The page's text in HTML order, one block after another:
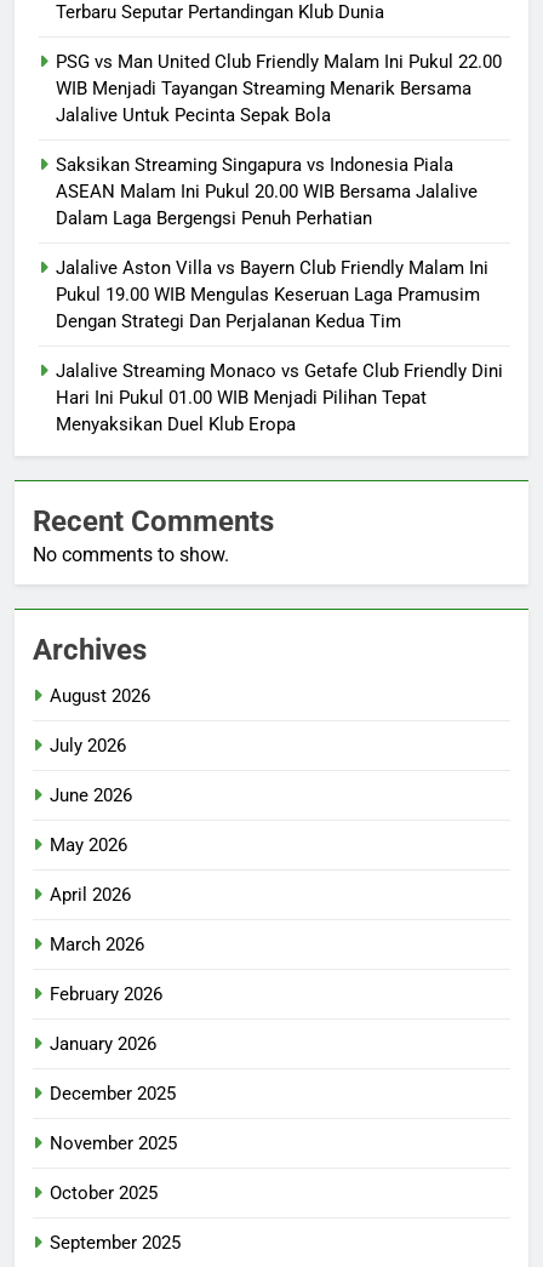
Terbaru Seputar Pertandingan Klub Dunia
PSG vs Man United Club Friendly Malam Ini Pukul 22.00
WIB Menjadi Tayangan Streaming Menarik Bersama
Jalalive Untuk Pecinta Sepak Bola
Saksikan Streaming Singapura vs Indonesia Piala
ASEAN Malam Ini Pukul 20.00 WIB Bersama Jalalive
Dalam Laga Bergengsi Penuh Perhatian
Jalalive Aston Villa vs Bayern Club Friendly Malam Ini
Pukul 19.00 WIB Mengulas Keseruan Laga Pramusim
Dengan Strategi Dan Perjalanan Kedua Tim
Jalalive Streaming Monaco vs Getafe Club Friendly Dini
Hari Ini Pukul 01.00 WIB Menjadi Pilihan Tepat
Menyaksikan Duel Klub Eropa
Recent Comments
No comments to show.
Archives
August 2026
July 2026
June 2026
May 2026
April 2026
March 2026
February 2026
January 2026
December 2025
November 2025
October 2025
September 2025